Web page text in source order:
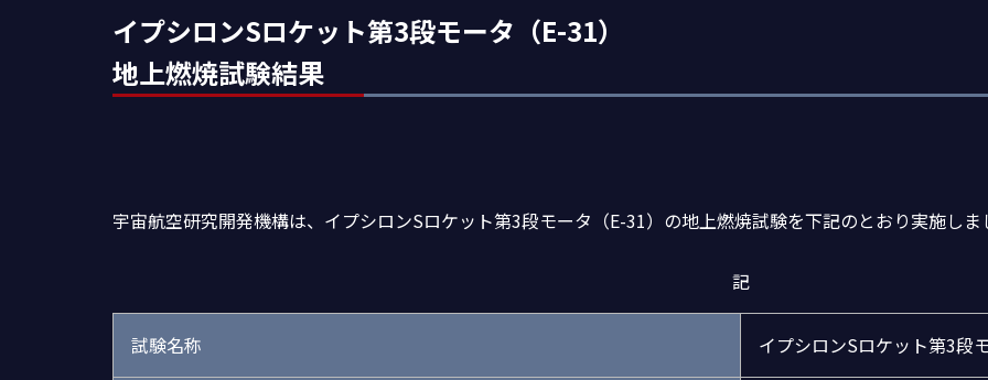
イプシロンSロケット第3段モータ（E-31）
地上燃焼試験結果
宇宙航空研究開発機構は、イプシロンSロケット第3段モータ（E-31）の地上燃焼試験を下記のとおり実施しま
記
試験名称 イプシロンSロケット第3段